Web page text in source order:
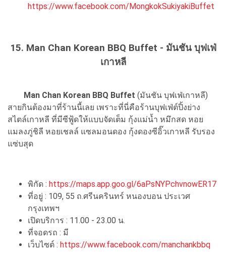
https://www.facebook.com/MongkokSukiyakiBuffet
15. Man Chan Korean BBQ Buffet - มันชัน บุฟเฟ่
เกาหลี
Man Chan Korean BBQ Buffet (มันชัน บุฟเฟ่เกาหลี)
สายกินต้องมาที่ร้านนี้เลย เพราะที่นี่คือร้านบุฟเฟ่ต์ปิ้งย่าง
สไตล์เกาหลี ที่มีซีฟู้ดให้แบบจัดเต็ม กุ้งแม่น้ำ หมึกสด หอย
แมลงภู่ชิลี หอยเชลล์ แซลมอนดอง กุ้งดองซีอิ๊วเกาหลี รับรอง
แซ่บสุด
พิกัด : https://maps.app.goo.gl/6aPsNYPchvnowER17
ที่อยู่ : 109, 55 ถ.ศรีนครินทร์ หนองบอน ประเวศ
กรุงเทพฯ
เปิดบริการ : 11.00 - 23.00 น.
ที่จอดรถ : มี
เว็บไซต์ : https://www.facebook.com/manchankbbq